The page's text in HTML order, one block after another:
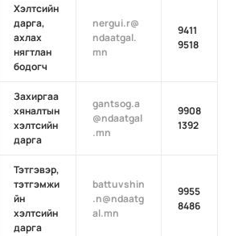
Хэлтсийн
дарга,
ахлах
нягтлан
бодогч
nergui.r@
ndaatgal.
mn
9411
9518
Захиргаа
хяналтын
хэлтсийн
дарга
gantsog.a
@ndaatgal
.mn
9908
1392
Тэтгэвэр,
тэтгэмжи
йн
хэлтсийн
дарга
battuvshin
.n@ndaatg
al.mn
9955
8486